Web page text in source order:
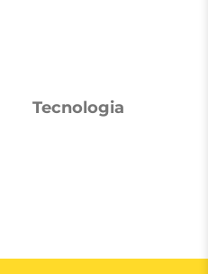
Tecnologia